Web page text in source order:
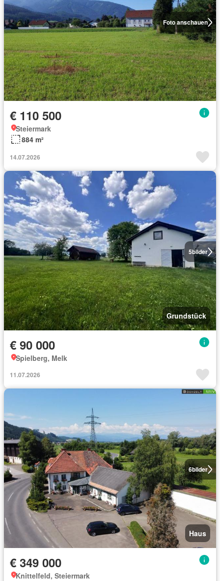
Foto anschauen
€ 110 500
Steiermark
884 m²
14.07.2026
5bilder
Grundstück
€ 90 000
Spielberg, Melk
11.07.2026
6bilder
Haus
€ 349 000
Knittelfeld, Steiermark